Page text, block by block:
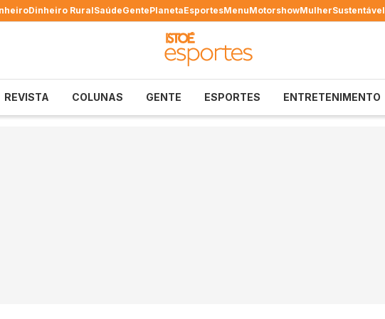
Dinheiro RuralSaúdeGentePlanetaEsportesMenuMotorshowMulherSustentável
REVISTA COLUNAS GENTE ESPORTES ENTRETENIMENTO